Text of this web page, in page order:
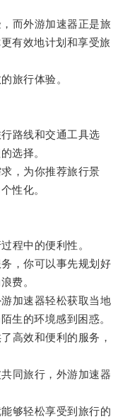
而外游加速器正是旅
有效地计划和享受旅
旅行体验。
路线和交通工具选
选择。
，为你推荐旅行景
性化。
中的便利性。
，你可以事先规划好
费。
加速器轻松获取当地
生的环境感到困惑。
效和便利的服务，
同旅行，外游加速器
够轻松享受到旅行的